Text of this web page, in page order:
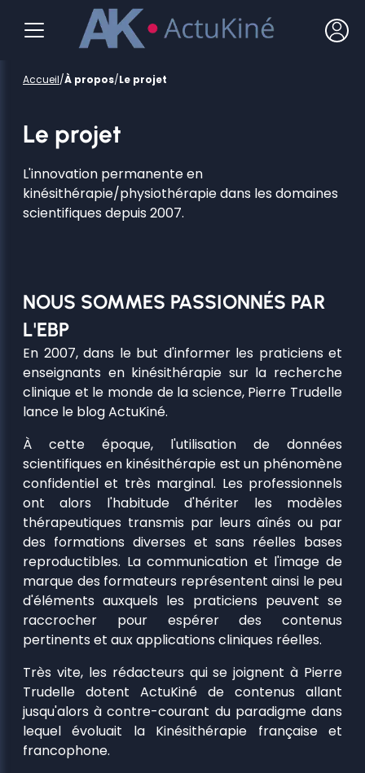
Accueil/À propos/Le projet
Le projet
L'innovation permanente en
kinésithérapie/physiothérapie dans les domaines
scientifiques depuis 2007.
NOUS SOMMES PASSIONNÉS PAR
L'EBP
En 2007, dans le but d'informer les praticiens et
enseignants en kinésithérapie sur la recherche
clinique et le monde de la science, Pierre Trudelle
lance le blog ActuKiné.
À cette époque, l'utilisation de données
scientifiques en kinésithérapie est un phénomène
confidentiel et très marginal. Les professionnels
ont alors l'habitude d'hériter les modèles
thérapeutiques transmis par leurs aînés ou par
des formations diverses et sans réelles bases
reproductibles. La communication et l'image de
marque des formateurs représentent ainsi le peu
d'éléments auxquels les praticiens peuvent se
raccrocher pour espérer des contenus
pertinents et aux applications cliniques réelles.
Très vite, les rédacteurs qui se joignent à Pierre
Trudelle dotent ActuKiné de contenus allant
jusqu'alors à contre-courant du paradigme dans
lequel évoluait la Kinésithérapie française et
francophone.